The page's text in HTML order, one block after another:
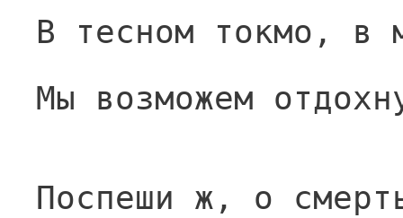
В тесном токмо, в
Мы возможем
Поспеши ж, о